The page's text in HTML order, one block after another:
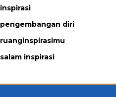
inspirasi
pengembangan diri
ruanginspirasimu
salam inspirasi